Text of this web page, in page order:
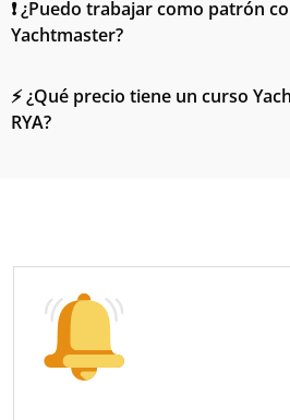
❗ ¿Puedo trabajar como patrón
Yachtmaster?
⚡ ¿Qué precio tiene un curso
RYA?